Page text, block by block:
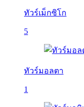
ทัวร์เม็กซิโก
5
ทัวร์มอลตา
1